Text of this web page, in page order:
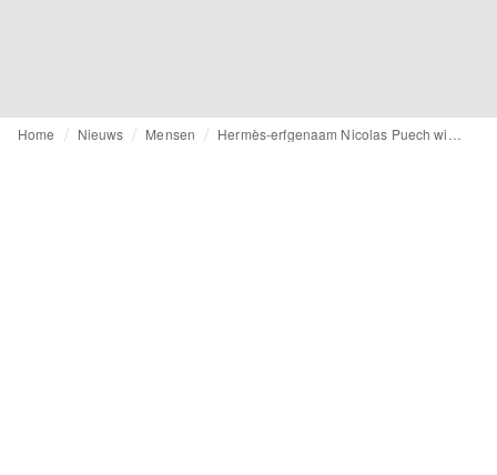
Home Nieuws Mensen